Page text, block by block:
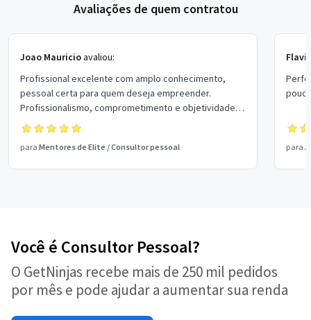
Avaliações de quem contratou
Joao Mauricioavaliou:
Profissional excelente com amplo conhecimento,
pessoal certa para quem deseja empreender.
Profissionalismo, comprometimento e objetividade
com o cliente são os principais diferenciais na busca
das soluções para seu negócio.
para Mentores de Elite /Consultor pessoal
Perfeito!! atencioso!!!
para
Você é Consultor Pessoal?
O GetNinjas recebe mais de 250 mil pedidos
por mês e pode ajudar a aumentar sua renda